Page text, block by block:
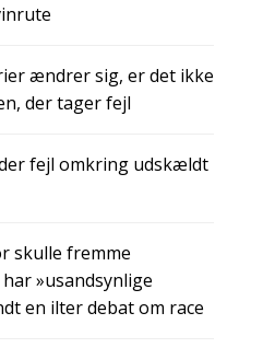
ændrer sig, er det ikke
der tager fejl
fejl omkring udskældt
skulle fremme
»usandsynlige
en ilter debat om race